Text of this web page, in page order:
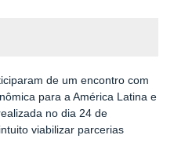
de um encontro com
para a América Latina e
no dia 24 de
viabilizar parcerias